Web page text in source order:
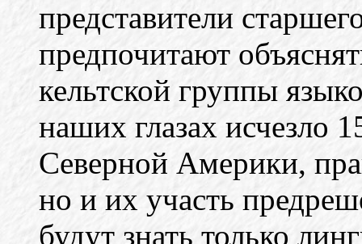
представители
предпочитают
кельтской группы
наших глазах исчезло
Северной Америки,
но и их участь
будут знать только